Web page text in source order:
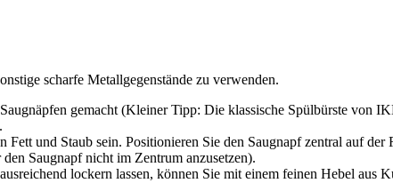
scharfe Metallgegenstände zu verwenden.
gemacht (Kleiner Tipp: Die klassische Spülbürste von
und Staub sein. Positionieren Sie den Saugnapf zentral auf der
Saugnapf nicht im Zentrum anzusetzen).
lockern lassen, können Sie mit einem feinen Hebel aus